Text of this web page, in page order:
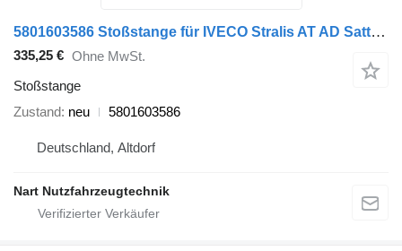
5801603586 Stoßstange für IVECO Stralis AT AD Sattelzugmaschine
335,25 € Ohne MwSt.
Stoßstange
Zustand neu 5801603586
Deutschland, Altdorf
Nart Nutzfahrzeugtechnik